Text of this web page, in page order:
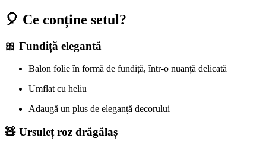
🎈 Ce conține setul?
🎀 Fundiță elegantă
Balon folie în formă de fundiță, într-o nuanță delicată
Umflat cu heliu
Adaugă un plus de eleganță decorului
🧸 Ursuleț roz drăgălaș